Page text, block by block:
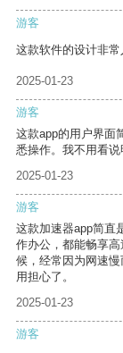
游客
这款软件的设计非常
2025-01-23
游客
这款app的用户界面
悉操作。我不用看说
2025-01-23
游客
这款加速器app简直
作办公，都能畅享
候，经常因为网速
用担心了。
2025-01-23
游客